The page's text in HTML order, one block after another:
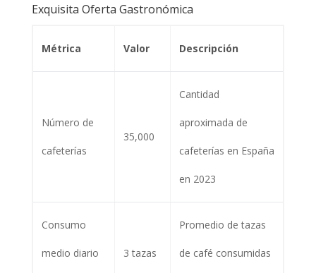
Exquisita Oferta Gastronómica
Métrica Valor Descripción
Número de
cafeterías
35,000
Cantidad
aproximada de
cafeterías en España
en 2023
Consumo
medio diario 3 tazas
Promedio de tazas
de café consumidas